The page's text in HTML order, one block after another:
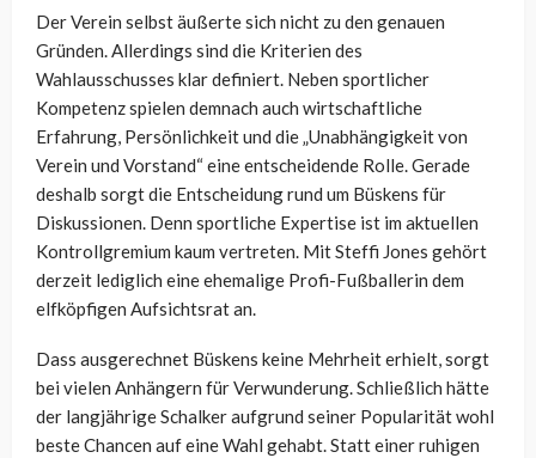
Der Verein selbst äußerte sich nicht zu den genauen
Gründen. Allerdings sind die Kriterien des
Wahlausschusses klar definiert. Neben sportlicher
Kompetenz spielen demnach auch wirtschaftliche
Erfahrung, Persönlichkeit und die „Unabhängigkeit von
Verein und Vorstand“ eine entscheidende Rolle. Gerade
deshalb sorgt die Entscheidung rund um Büskens für
Diskussionen. Denn sportliche Expertise ist im aktuellen
Kontrollgremium kaum vertreten. Mit Steffi Jones gehört
derzeit lediglich eine ehemalige Profi-Fußballerin dem
elfköpfigen Aufsichtsrat an.
Dass ausgerechnet Büskens keine Mehrheit erhielt, sorgt
bei vielen Anhängern für Verwunderung. Schließlich hätte
der langjährige Schalker aufgrund seiner Popularität wohl
beste Chancen auf eine Wahl gehabt. Statt einer ruhigen